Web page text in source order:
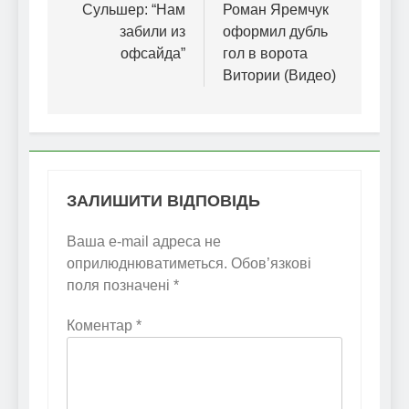
записів
Сульшер: “Нам
забили из
офсайда”
Роман Яремчук
оформил дубль
гол в ворота
Витории (Видео)
ЗАЛИШИТИ ВІДПОВІДЬ
Ваша e-mail адреса не
оприлюднюватиметься. Обов’язкові
поля позначені *
Коментар *